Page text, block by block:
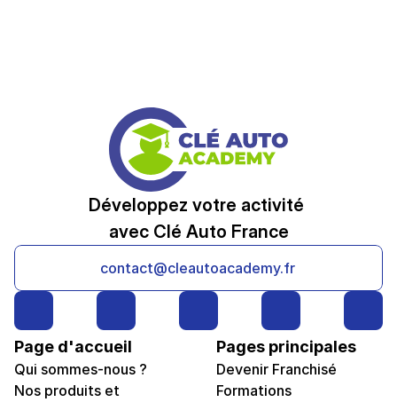
Développez votre activité
avec Clé Auto France
contact@cleautoacademy.fr
Page d'accueil
Qui sommes-nous ?
Nos produits et
Pages principales
Devenir Franchisé
Formations